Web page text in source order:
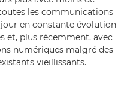
les communications
en constante évolution
et, plus récemment, avec
numériques malgré des
vieillissants.